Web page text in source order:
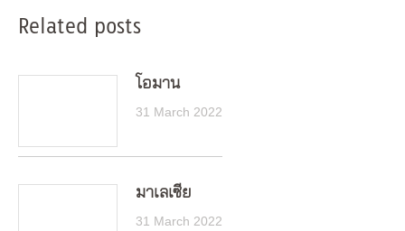
Related posts
โอมาน
31 March 2022
มาเลเซีย
31 March 2022